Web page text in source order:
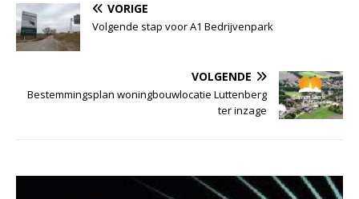
VORIGE
Volgende stap voor A1 Bedrijvenpark
VOLGENDE
Bestemmingsplan woningbouwlocatie Luttenberg
ter inzage